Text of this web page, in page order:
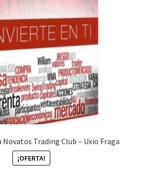
Novatos Trading Club – Uxio Fraga
¡OFERTA!